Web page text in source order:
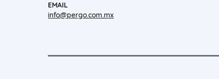
EMAIL
info@pergo.com.mx